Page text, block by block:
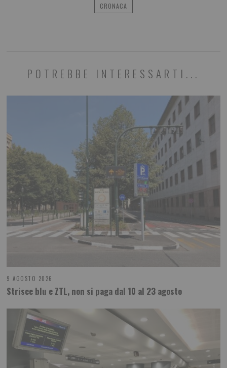
CRONACA
POTREBBE INTERESSARTI...
9 AGOSTO 2026
Strisce blu e ZTL, non si paga dal 10 al 23 agosto